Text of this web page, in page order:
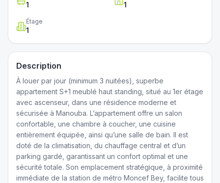
1 1
Étage
1
Description
À louer par jour (minimum 3 nuitées), superbe
appartement S+1 meublé haut standing, situé au 1er étage
avec ascenseur, dans une résidence moderne et
sécurisée à Manouba. L’appartement offre un salon
confortable, une chambre à coucher, une cuisine
entièrement équipée, ainsi qu’une salle de bain. Il est
doté de la climatisation, du chauffage central et d’un
parking gardé, garantissant un confort optimal et une
sécurité totale. Son emplacement stratégique, à proximité
immédiate de la station de métro Moncef Bey, facilite tous